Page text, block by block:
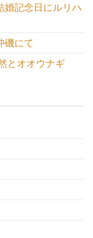
記念日にルリハ
にて
とオオウナギ